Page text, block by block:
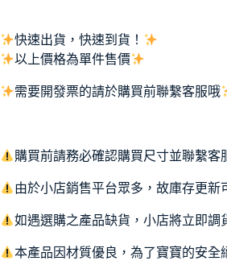
快速出貨，快速到貨！
以上價格為單件售價
需要開發票的請於購買前聯繫客服哦
購買前請務必確認購買尺寸並聯繫
由於小店銷售平台眾多，故庫存更
如遇選購之產品缺貨，小店將立即
本產品因材質優良，為了寶寶的安